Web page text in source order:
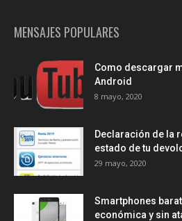
MENSAJES POPULARES
Como descargar
Android
8 mayo, 2020
Declaración de la
estado de tu
29 mayo, 2020
Smartphones
económica y sin